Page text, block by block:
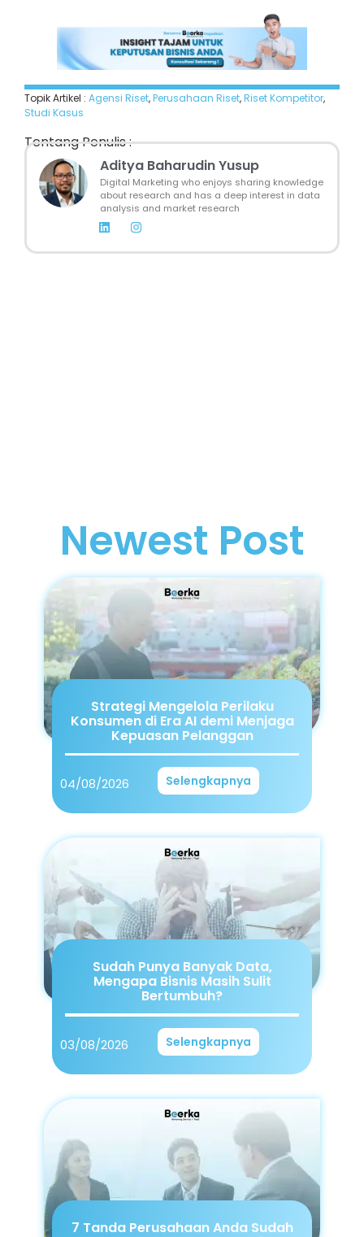
Topik Artikel : Agensi Riset,Perusahaan Riset,Riset Kompetitor,
Studi Kasus
Tentang Penulis :
Aditya Baharudin Yusup
Digital Marketing who enjoys sharing knowledge
about research and has a deep interest in data
analysis and market research
Newest Post
Strategi Mengelola Perilaku
Konsumen di Era AI demi Menjaga
Kepuasan Pelanggan
04/08/2026 Selengkapnya
Sudah Punya Banyak Data,
Mengapa Bisnis Masih Sulit
Bertumbuh?
03/08/2026 Selengkapnya
7 Tanda Perusahaan Anda Sudah